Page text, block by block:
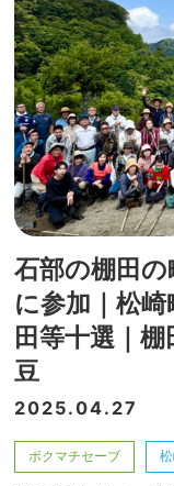
石部の棚田
に参加｜松
田等十選｜
豆
2025.04.27
ボクマチセーブ